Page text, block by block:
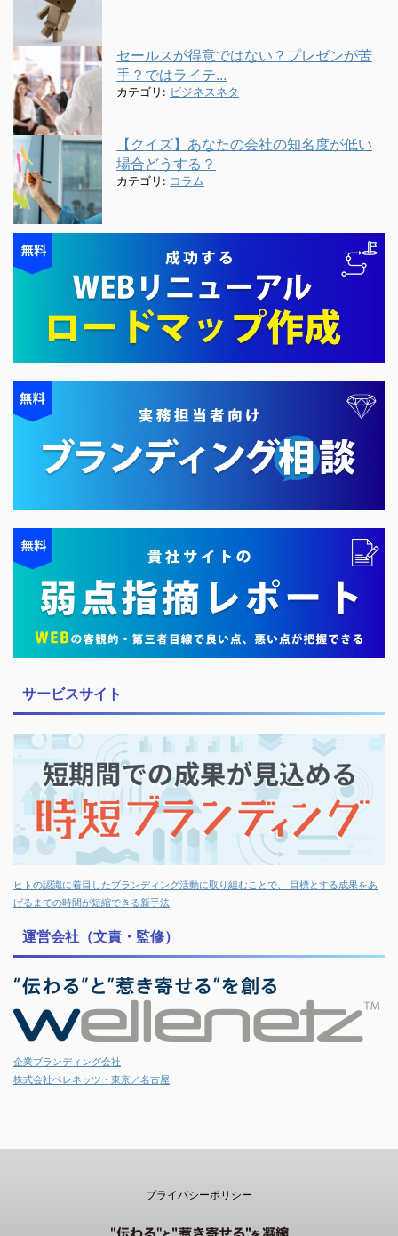
セールスが得意ではない？プレゼンが苦
手？ではライテ...
カテゴリ: ビジネスネタ
【クイズ】あなたの会社の知名度が低い
場合どうする？
カテゴリ: コラム
サービスサイト
ヒトの認識に着目したブランディング活動に取り組むことで、 目標とする成果をあ
げるまでの時間が短縮できる新手法
運営会社（文責・監修）
企業ブランディング会社
株式会社ベレネッツ・東京／名古屋
プライバシーポリシー